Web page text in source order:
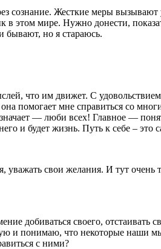
сознание. Жесткие меры
этом мире. Нужно донести,
бывают, но я стараюсь.
что им движет. С
помогает мне справиться со
— люби всех! Главное —
и будет жизнь. Путь к себе – это
свои желания. И тут очень
добиваться своего, отстаивать
и понимаю, что некоторые наши
с ними?